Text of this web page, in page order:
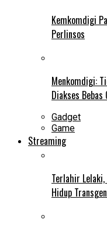
Kemkomdigi
Perlinsos
Menkomdigi:
Diakses Bebas
Gadget
Game
Streaming
Terlahir Lelaki,
Hidup